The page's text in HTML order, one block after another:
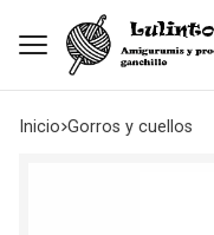
Inicio gorros y cuellos